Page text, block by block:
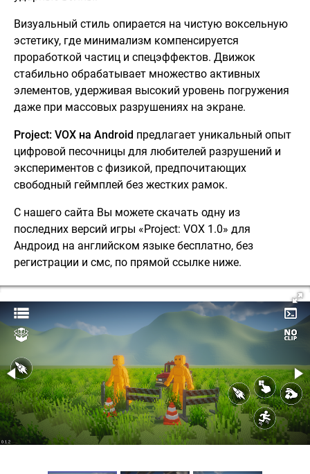
Визуальный стиль опирается на чистую воксельную
эстетику, где минимализм компенсируется
проработкой частиц и спецэффектов. Движок
стабильно обрабатывает множество активных
элементов, удерживая высокий уровень погружения
даже при массовых разрушениях на экране.
Project: VOX на Android предлагает уникальный опыт
цифровой песочницы для любителей разрушений и
экспериментов с физикой, предпочитающих
свободный геймплей без жестких рамок.
С нашего сайта Вы можете скачать одну из
последних версий игры «Project: VOX 1.0» для
Андроид на английском языке бесплатно, без
регистрации и смс, по прямой ссылке ниже.